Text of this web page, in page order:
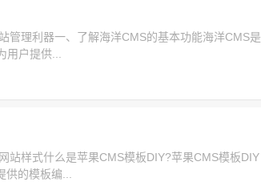
管理利器一、了解海洋CMS的基本功能海洋CMS是
户提供...
站样式什么是苹果CMS模板DIY?苹果CMS模板DIY
的模板编...